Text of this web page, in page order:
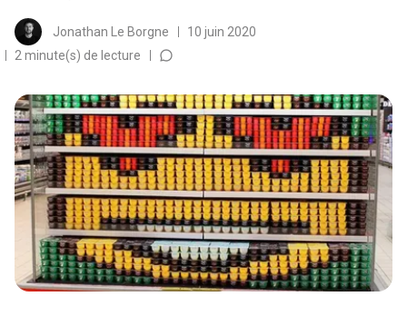
Jonathan Le Borgne
10 juin 2020
2 minute(s) de lecture